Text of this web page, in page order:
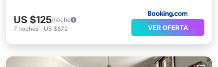
US $125/noche
7 noches - US $872 VER OFERTA